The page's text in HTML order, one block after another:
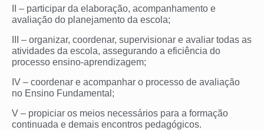
II – participar da elaboração, acompanhamento e
avaliação do planejamento da escola;
III – organizar, coordenar, supervisionar e avaliar todas as
atividades da escola, assegurando a eficiência do
processo ensino-aprendizagem;
IV – coordenar e acompanhar o processo de avaliação
no Ensino Fundamental;
V – propiciar os meios necessários para a formação
continuada e demais encontros pedagógicos.